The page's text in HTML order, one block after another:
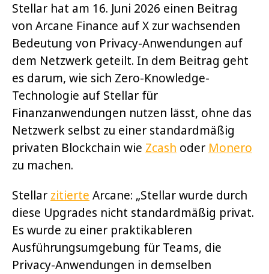
Stellar hat am 16. Juni 2026 einen Beitrag
von Arcane Finance auf X zur wachsenden
Bedeutung von Privacy-Anwendungen auf
dem Netzwerk geteilt. In dem Beitrag geht
es darum, wie sich Zero-Knowledge-
Technologie auf Stellar für
Finanzanwendungen nutzen lässt, ohne das
Netzwerk selbst zu einer standardmäßig
privaten Blockchain wie Zcash oder Monero
zu machen.
Stellar zitierte Arcane: „Stellar wurde durch
diese Upgrades nicht standardmäßig privat.
Es wurde zu einer praktikableren
Ausführungsumgebung für Teams, die
Privacy-Anwendungen in demselben